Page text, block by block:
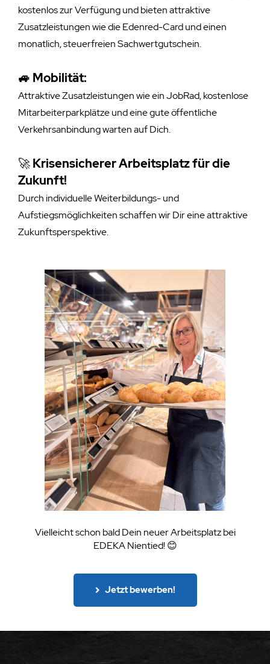
kostenlos zur Verfügung und bieten attraktive
Zusatzleistungen wie die Edenred-Card und einen
monatlich, steuerfreien Sachwertgutschein.
🚙 Mobilität:
Attraktive Zusatzleistungen wie ein JobRad, kostenlose
Mitarbeiterparkplätze und eine gute öffentliche
Verkehrsanbindung warten auf Dich.
🚀Krisensicherer Arbeitsplatz für die
Zukunft!
Durch individuelle Weiterbildungs- und
Aufstiegsmöglichkeiten schaffen wir Dir eine attraktive
Zukunftsperspektive.
Vielleicht schon bald Dein neuer Arbeitsplatz bei
EDEKA Nientied! 😊
Jetzt bewerben!